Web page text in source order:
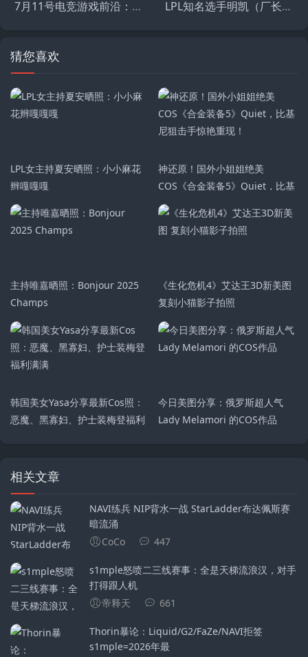
7月11号电竞游戏前沿：AL vs BLG 、最高KDA榜出炉、Ruler中文流采访、Knight和Shanks合照、TEC淘汰、XLG出局 LPL知名选手明凯（厂长）加盟JDG战队担任教练‌
猜您喜欢
LPL女主持夏安晒照：小小麻花
辫嘎嘎嘎
神还原！国外小姐姐绝美
COS《合金装备5》Quiet，比基
尼狙击手惊艳重现！
主持唯嘉晒照：Bonjour 2025
Champs
《生化危机4》艾达王3D新美图
复刻小猫影子拍照
韩国美女Yasa分享最新Cos照：
恶魔、黑寡妇、护士装梅登福利
今日美图分享：俄罗斯超人气
Lady Melamori 的COS作品
相关文章
NAVI练兵 NIP背水一战 StarLadder布达佩斯赛
暗流涌
CoCo
447
s1mple怒喷二三线赛事：全是天梯流浪汉，对手
打得跟人机
帝释天
661
Thorin暴论：Liquid/G2/FaZe/NAVI拒签
s1mple=2026年最